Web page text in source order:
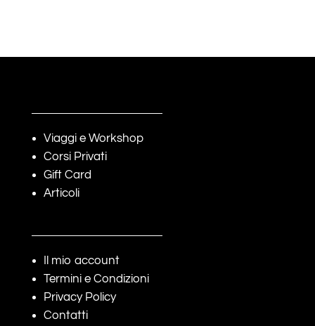
Viaggi e Workshop
Corsi Privati
Gift Card
Articoli
Il mio account
Termini e Condizioni
Privacy Policy
Contatti